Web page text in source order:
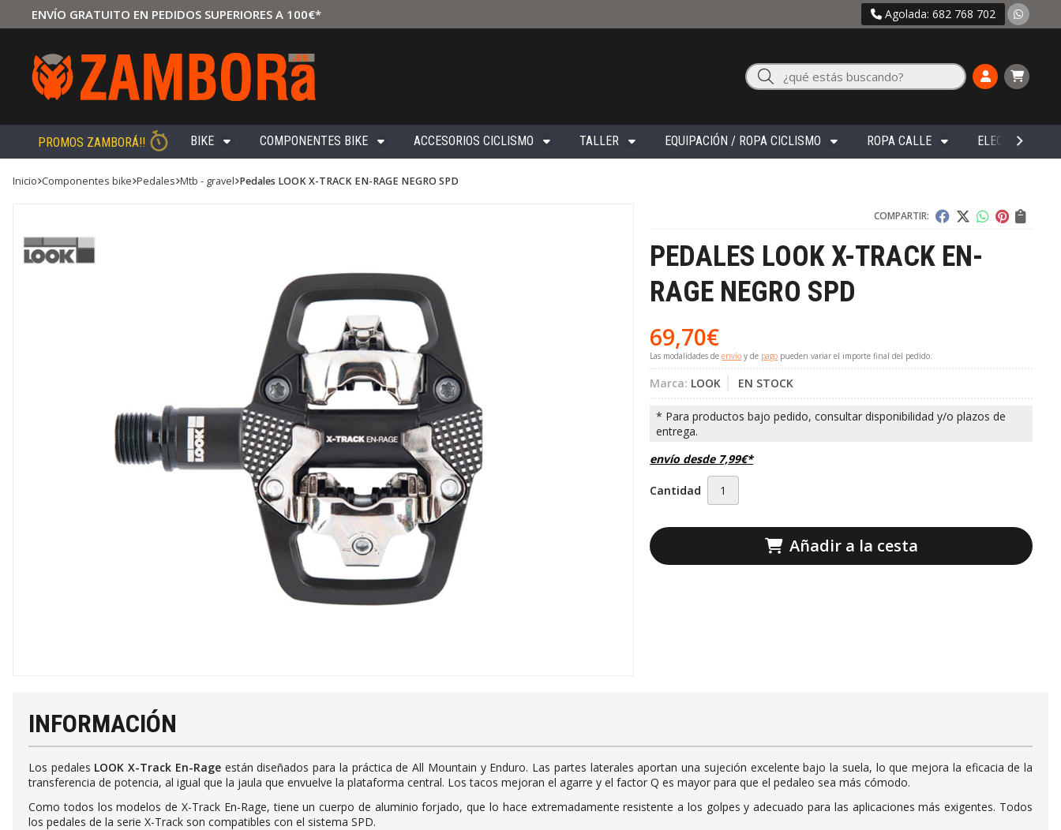
ENVÍO GRATUITO EN PEDIDOS SUPERIORES A 100€* Agolada: 682 768 702
Buscar
PROMOS ZAMBORÁ!! BIKE COMPONENTES BIKE ACCESORIOS CICLISMO TALLER EQUIPACIÓN / ROPA CICLISMO ROPA CALLE ELECTRÓNICA
Inicio componentes bike pedales mtb - gravel Pedales LOOK X-TRACK EN-RAGE NEGRO SPD
COMPARTIR:
PEDALES LOOK X-TRACK EN-
RAGE NEGRO SPD
69,70€
Las modalidades deenvío y de pago pueden variar el importe final del pedido.
Marca: LOOK EN STOCK
envío desde 7,99€*
Cantidad
Añadir a la cesta
INFORMACIÓN
Los pedales LOOK X-Track En-Rage están diseñados para la práctica de All Mountain y Enduro. Las partes laterales aportan una sujeción excelente bajo la suela, lo que mejora la eficacia de la
transferencia de potencia, al igual que la jaula que envuelve la plataforma central. Los tacos mejoran el agarre y el factor Q es mayor para que el pedaleo sea más cómodo.
Como todos los modelos de X-Track En-Rage, tiene un cuerpo de aluminio forjado, que lo hace extremadamente resistente a los golpes y adecuado para las aplicaciones más exigentes. Todos
los pedales de la serie X-Track son compatibles con el sistema SPD.